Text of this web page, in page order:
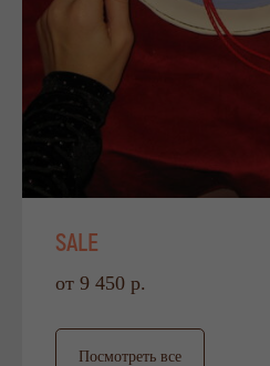
SALE
от 9 450 р.
Посмотреть все